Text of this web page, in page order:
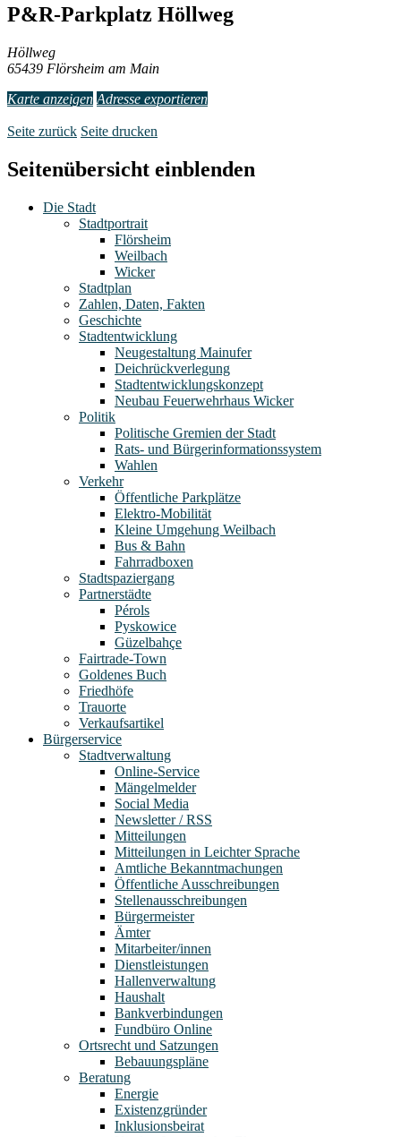
P&R-Parkplatz Höllweg
Höllweg
65439 Flörsheim am Main
Karte anzeigen Adresse exportieren
Seite zurück Seite drucken
Seitenübersicht einblenden
Die Stadt
Stadtportrait
Flörsheim
Weilbach
Wicker
Stadtplan
Zahlen, Daten, Fakten
Geschichte
Stadtentwicklung
Neugestaltung Mainufer
Deichrückverlegung
Stadtentwicklungskonzept
Neubau Feuerwehrhaus Wicker
Politik
Politische Gremien der Stadt
Rats- und Bürgerinformationssystem
Wahlen
Verkehr
Öffentliche Parkplätze
Elektro-Mobilität
Kleine Umgehung Weilbach
Bus & Bahn
Fahrradboxen
Stadtspaziergang
Partnerstädte
Pérols
Pyskowice
Güzelbahçe
Fairtrade-Town
Goldenes Buch
Friedhöfe
Trauorte
Verkaufsartikel
Bürgerservice
Stadtverwaltung
Online-Service
Mängelmelder
Social Media
Newsletter / RSS
Mitteilungen
Mitteilungen in Leichter Sprache
Amtliche Bekanntmachungen
Öffentliche Ausschreibungen
Stellenausschreibungen
Bürgermeister
Ämter
Mitarbeiter/innen
Dienstleistungen
Hallenverwaltung
Haushalt
Bankverbindungen
Fundbüro Online
Ortsrecht und Satzungen
Bebauungspläne
Beratung
Energie
Existenzgründer
Inklusionsbeirat